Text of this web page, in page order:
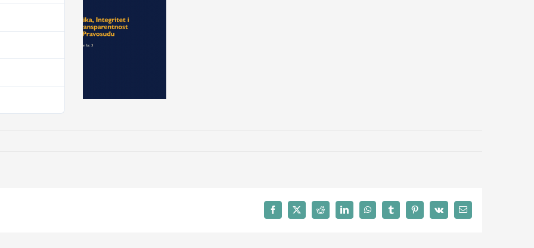
Facebook
X Reddit LinkedInWhatsAppTumblrPinterest
Vk Email